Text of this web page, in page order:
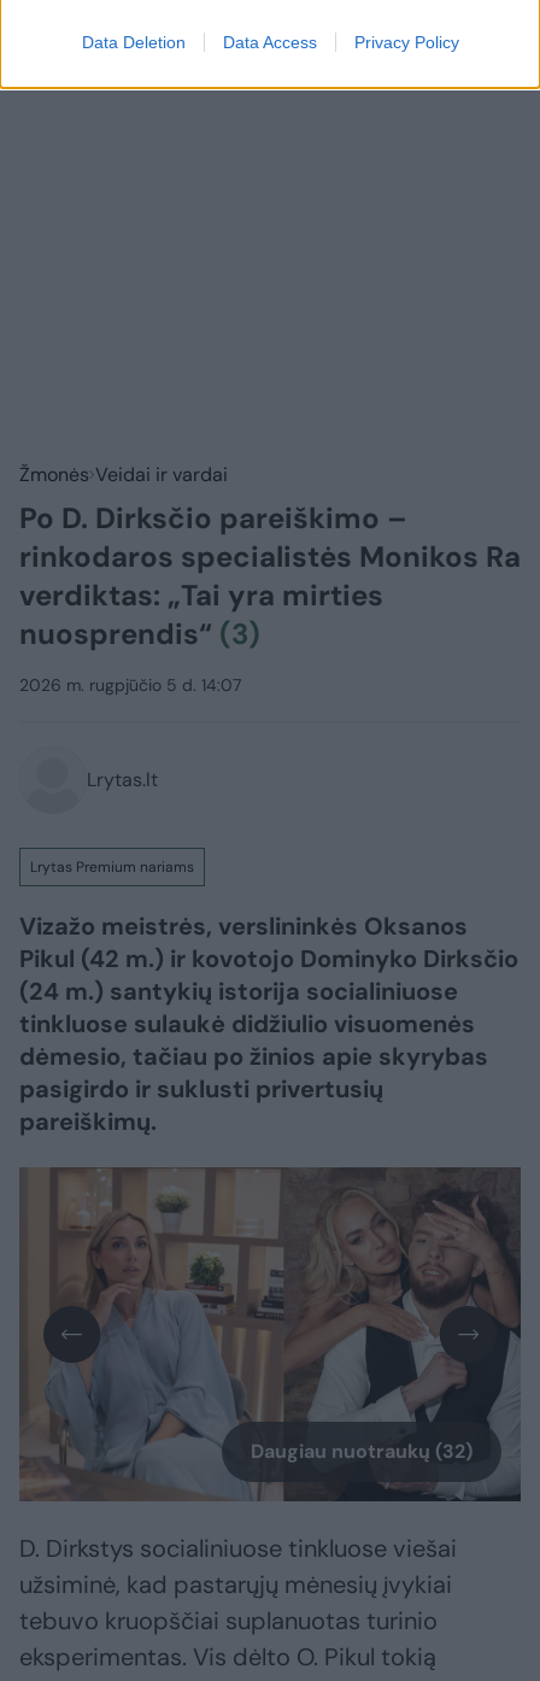
Data Deletion Data Access Privacy Policy
Prisijungti komentatoriams
Žmonės Veidai ir vardai
Po D. Dirksčio pareiškimo –
rinkodaros specialistės Monikos Ra
verdiktas: „Tai yra mirties
nuosprendis“ (3)
2026 m. rugpjūčio 5 d. 14:07
Lrytas.lt
Lrytas Premium nariams
Vizažo meistrės, verslininkės Oksanos
Pikul (42 m.) ir kovotojo Dominyko Dirksčio
(24 m.) santykių istorija socialiniuose
tinkluose sulaukė didžiulio visuomenės
dėmesio, tačiau po žinios apie skyrybas
pasigirdo ir suklusti privertusių
pareiškimų.
Daugiau nuotraukų (32)
D. Dirkstys socialiniuose tinkluose viešai
užsiminė, kad pastarųjų mėnesių įvykiai
tebuvo kruopščiai suplanuotas turinio
eksperimentas. Vis dėlto O. Pikul tokią